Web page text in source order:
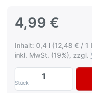
4,99 €
Inhalt: 0,4 l (12,48 € / 1
inkl. MwSt. (19%), zzgl.
Stück